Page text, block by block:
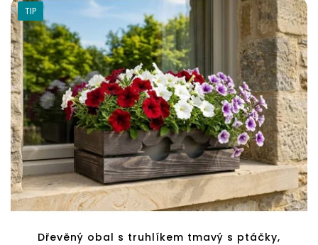
TIP
Dřevěný obal s truhlíkem tmavý s ptáčky,